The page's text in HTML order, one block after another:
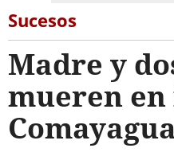
Sucesos
Madre y
mueren